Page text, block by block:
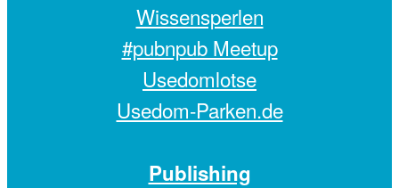
Wissensperlen
#pubnpub Meetup
Usedomlotse
Usedom-Parken.de
Publishing